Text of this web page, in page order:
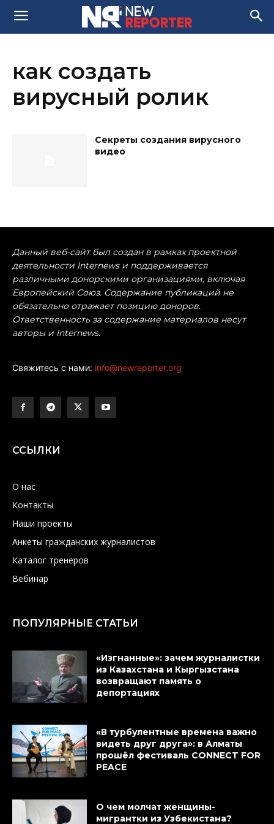
как создать
вирусный ролик
Секреты создания вирусного
видео
Данный веб-сайт был создан в рамках проектной
деятельности Internews и поддерживается
различными донорскими организациями, включая
Европейский Союз. Содержание публикаций не
обязательно отражает позицию доноров.
Ответственность за содержание материалов несут
авторы и Internews.
Свяжитесь с нами: info@newreporter.org
ССЫЛКИ
О нас
Контакты
Наши проекты
Анкеты гражданских журналистов
Каталог тренеров
Вебинар
ПОПУЛЯРНЫЕ СТАТЬИ
«Изгнанные»: зачем журналистки
из Казахстана и Кыргызстана
возвращают память о
депортациях
«В турбулентные времена важно
видеть друг друга»: в Алматы
прошёл фестиваль CONNECT FOR
PEACE
О чем молчат женщины-
мигрантки из Узбекистана?